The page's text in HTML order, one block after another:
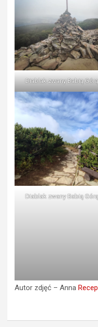
Diablak zwany Babią Górą
Diablak zwany Babią Górą
Autor zdjęć – Anna